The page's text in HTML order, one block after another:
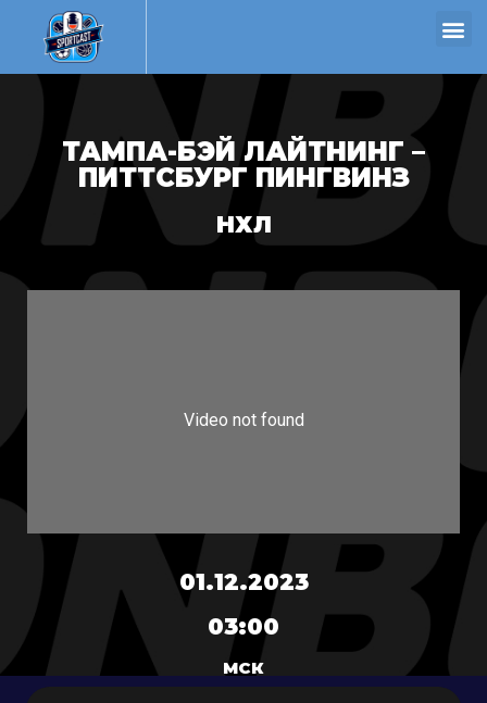
ТАМПА-БЭЙ ЛАЙТНИНГ –
ПИТТСБУРГ ПИНГВИНЗ
НХЛ
01.12.2023
03:00
МСК